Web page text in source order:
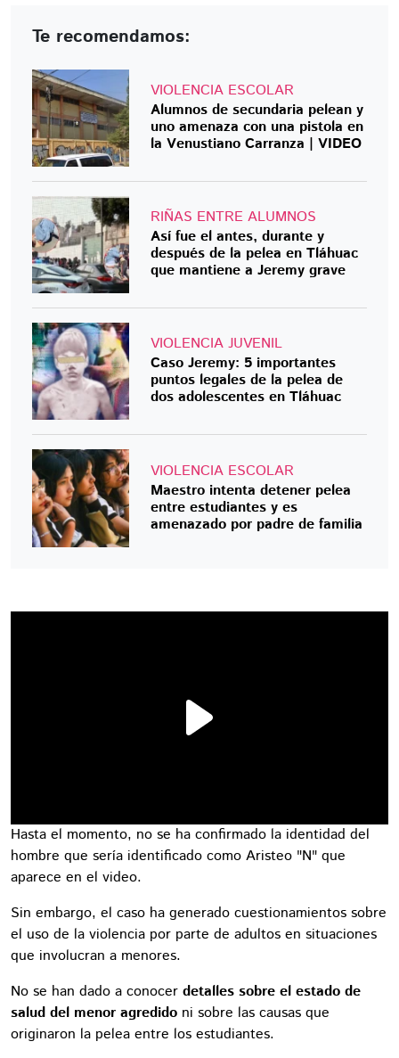
Te recomendamos:
VIOLENCIA ESCOLAR
Alumnos de secundaria pelean y
uno amenaza con una pistola en
la Venustiano Carranza | VIDEO
RIÑAS ENTRE ALUMNOS
Así fue el antes, durante y
después de la pelea en Tláhuac
que mantiene a Jeremy grave
VIOLENCIA JUVENIL
Caso Jeremy: 5 importantes
puntos legales de la pelea de
dos adolescentes en Tláhuac
VIOLENCIA ESCOLAR
Maestro intenta detener pelea
entre estudiantes y es
amenazado por padre de familia
Hasta el momento, no se ha confirmado la identidad del
hombre que sería identificado como Aristeo "N" que
aparece en el video.
Sin embargo, el caso ha generado cuestionamientos sobre
el uso de la violencia por parte de adultos en situaciones
que involucran a menores.
No se han dado a conocer detalles sobre el estado de
salud del menor agredido ni sobre las causas que
originaron la pelea entre los estudiantes.